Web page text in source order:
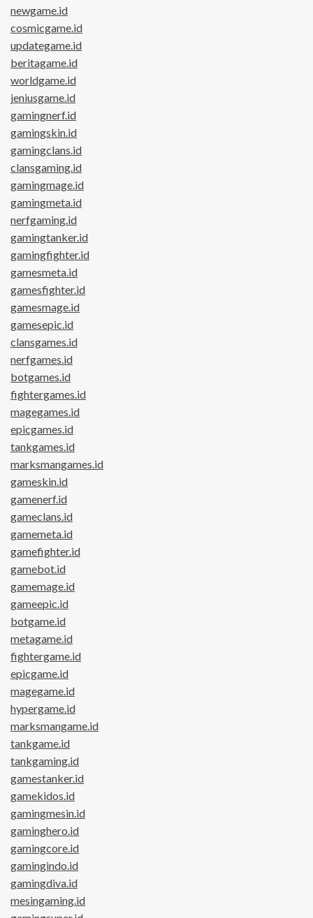
newgame.id
cosmicgame.id
updategame.id
beritagame.id
worldgame.id
jeniusgame.id
gamingnerf.id
gamingskin.id
gamingclans.id
clansgaming.id
gamingmage.id
gamingmeta.id
nerfgaming.id
gamingtanker.id
gamingfighter.id
gamesmeta.id
gamesfighter.id
gamesmage.id
gamesepic.id
clansgames.id
nerfgames.id
botgames.id
fightergames.id
magegames.id
epicgames.id
tankgames.id
marksmangames.id
gameskin.id
gamenerf.id
gameclans.id
gamemeta.id
gamefighter.id
gamebot.id
gamemage.id
gameepic.id
botgame.id
metagame.id
fightergame.id
epicgame.id
magegame.id
hypergame.id
marksmangame.id
tankgame.id
tankgaming.id
gamestanker.id
gamekidos.id
gamingmesin.id
gaminghero.id
gamingcore.id
gamingindo.id
gamingdiva.id
mesingaming.id